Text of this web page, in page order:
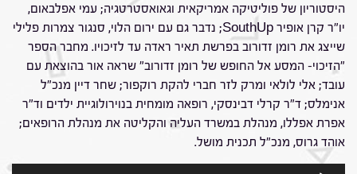
היסטוריון של פוליטיקה אמריקאית וגאואסטרטגיה; עמי אפלבאום,
יו"ר קרן אופיר SouthUp; נדבר גם עם ירום הלוי, סנגור צמרות פלילי
שייצג את רומן זדורוב בפרשת תאיר ראדה עד לזיכויו. מחבר הספר
"הזיכוי- המסע אל החופש של רומן זדורוב" שראה אור בהוצאת עם
עובד; אלי לולאי ומרק לזר חברי להקת רוקפור; שחר דיין מנכ"ל
אנימלס; ד"ר קרלי דבינסקי, רופאה מומחית בנוירולוגיית ילדים וד"ר
אפרת אפללו, מנהלת במשרד העליה והקליטה את מנהלת הרופאים;
אוהד גרוס, מנכ"ל תכנית מושל.